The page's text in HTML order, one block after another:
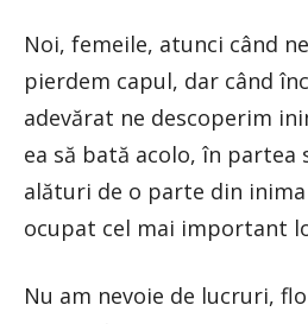
Noi, femeile, atunci când
pierdem capul, dar când
adevărat ne descoperim
ea să bată acolo, în
alături de o parte din
ocupat cel mai important
Nu am nevoie de lucruri,